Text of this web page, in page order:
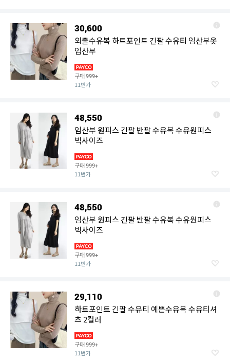
30,600
외출수유복 하트포인트 긴팔 수유티 임산부옷
임산부
구매999+
11번가
48,550
임산부 원피스 긴팔 반팔 수유복 수유원피스
빅사이즈
구매999+
11번가
48,550
임산부 원피스 긴팔 반팔 수유복 수유원피스
빅사이즈
구매999+
11번가
29,110
하트포인트 긴팔 수유티 예쁜수유복 수유티셔
츠 2컬러
구매999+
11번가